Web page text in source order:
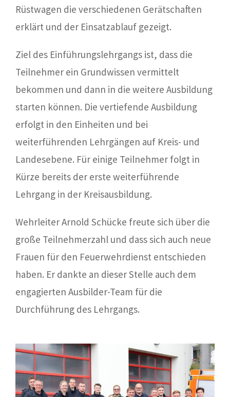
Rüstwagen die verschiedenen Gerätschaften
erklärt und der Einsatzablauf gezeigt.
Ziel des Einführungslehrgangs ist, dass die
Teilnehmer ein Grundwissen vermittelt
bekommen und dann in die weitere Ausbildung
starten können. Die vertiefende Ausbildung
erfolgt in den Einheiten und bei
weiterführenden Lehrgängen auf Kreis- und
Landesebene. Für einige Teilnehmer folgt in
Kürze bereits der erste weiterführende
Lehrgang in der Kreisausbildung.
Wehrleiter Arnold Schücke freute sich über die
große Teilnehmerzahl und dass sich auch neue
Frauen für den Feuerwehrdienst entschieden
haben. Er dankte an dieser Stelle auch dem
engagierten Ausbilder-Team für die
Durchführung des Lehrgangs.